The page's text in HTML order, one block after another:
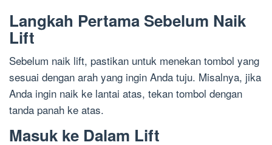
Langkah Pertama Sebelum Naik
Lift
Sebelum naik lift, pastikan untuk menekan tombol yang
sesuai dengan arah yang ingin Anda tuju. Misalnya, jika
Anda ingin naik ke lantai atas, tekan tombol dengan
tanda panah ke atas.
Masuk ke Dalam Lift